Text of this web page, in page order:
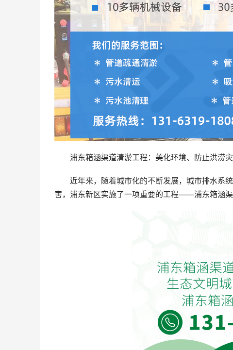
浦东箱涵渠道清淤工程：美化环境、防止洪涝
近年来，随着城市化的不断发展，城市排水系
害，浦东新区实施了一项重要的工程——浦东箱涵渠